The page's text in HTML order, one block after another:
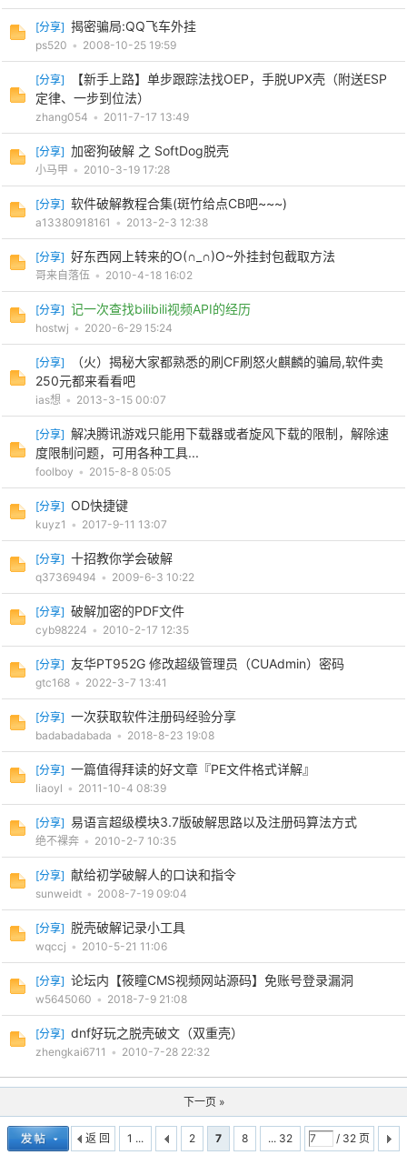
[分享] 揭密骗局:QQ飞车外挂
ps520 • 2008-10-25 19:59
[分享]
【新手上路】单步跟踪法找OEP，手脱UPX壳（附送ESP
定律、一步到位法）
zhang054 • 2011-7-17 13:49
[分享] 加密狗破解 之 SoftDog脱壳
小马甲 • 2010-3-19 17:28
[分享] 软件破解教程合集(斑竹给点CB吧~~~)
a13380918161 • 2013-2-3 12:38
[分享] 好东西网上转来的O(∩_∩)O~外挂封包截取方法
哥来自落伍 • 2010-4-18 16:02
[分享] 记一次查找bilibili视频API的经历
hostwj • 2020-6-29 15:24
[分享]
（火）揭秘大家都熟悉的刷CF刷怒火麒麟的骗局,软件卖
250元都来看看吧
ias想 • 2013-3-15 00:07
[分享] 解决腾讯游戏只能用下载器或者旋风下载的限制，解除速
度限制问题，可用各种工具...
foolboy • 2015-8-8 05:05
[分享] OD快捷键
kuyz1 • 2017-9-11 13:07
[分享] 十招教你学会破解
q37369494 • 2009-6-3 10:22
[分享] 破解加密的PDF文件
cyb98224 • 2010-2-17 12:35
[分享] 友华PT952G 修改超级管理员（CUAdmin）密码
gtc168 • 2022-3-7 13:41
[分享] 一次获取软件注册码经验分享
badabadabada • 2018-8-23 19:08
[分享] 一篇值得拜读的好文章『PE文件格式详解』
liaoyl • 2011-10-4 08:39
[分享] 易语言超级模块3.7版破解思路以及注册码算法方式
绝不裸奔 • 2010-2-7 10:35
[分享] 献给初学破解人的口诀和指令
sunweidt • 2008-7-19 09:04
[分享] 脱壳破解记录小工具
wqccj • 2010-5-21 11:06
[分享] 论坛内【筱瞳CMS视频网站源码】免账号登录漏洞
w5645060 • 2018-7-9 21:08
[分享] dnf好玩之脱壳破文（双重壳）
zhengkai6711 • 2010-7-28 22:32
下一页 »
1 ... 2 7 8 ... 32 / 32 页
返 回